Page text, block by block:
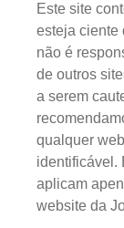
Este site
esteja ciente
não é
de outros
a serem
qualquer
identificável.
aplicam
website da